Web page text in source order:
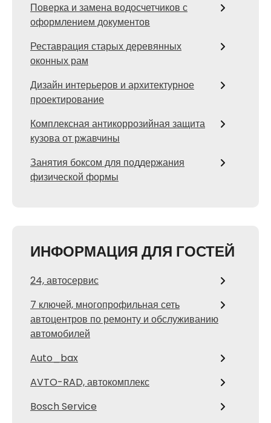
Поверка и замена водосчетчиков с
оформлением документов
Реставрация старых деревянных
оконных рам
Дизайн интерьеров и архитектурное
проектирование
Комплексная антикоррозийная защита
кузова от ржавчины
Занятия боксом для поддержания
физической формы
ИНФОРМАЦИЯ ДЛЯ ГОСТЕЙ
24, автосервис
7 ключей, многопрофильная сеть
автоцентров по ремонту и обслуживанию
автомобилей
Auto_bax
AVTO-RAD, автокомплекс
Bosch Service